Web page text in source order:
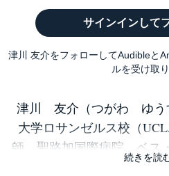
サインインして
津川 友介をフォローしてAudibleと
ルを受け取り
津川 友介（つがわ ゆう
大学ロサンゼルス校（
師。聖路加国際病院、ベス
ネス・メディカル・センタ
続きを読